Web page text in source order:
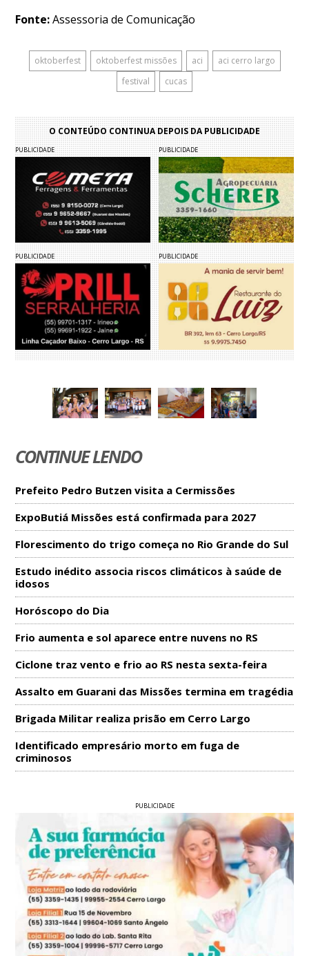
Fonte:Assessoria de Comunicação
oktoberfest oktoberfest missões aci
aci cerro largo
festival
cucas
O CONTEÚDO CONTINUA DEPOIS DA PUBLICIDADE
PUBLICIDADE PUBLICIDADE
PUBLICIDADE PUBLICIDADE
CONTINUE LENDO
Prefeito Pedro Butzen visita a Cermissões
ExpoButiá Missões está confirmada para 2027
Florescimento do trigo começa no Rio Grande do Sul
Estudo inédito associa riscos climáticos à saúde de
idosos
Horóscopo do Dia
Frio aumenta e sol aparece entre nuvens no RS
Ciclone traz vento e frio ao RS nesta sexta-feira
Assalto em Guarani das Missões termina em tragédia
Brigada Militar realiza prisão em Cerro Largo
Identificado empresário morto em fuga de
criminosos
PUBLICIDADE